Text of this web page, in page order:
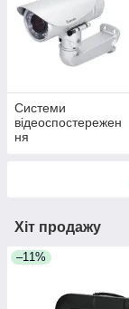
Системи
відеоспостережен
ня
Хіт продажу
–11%